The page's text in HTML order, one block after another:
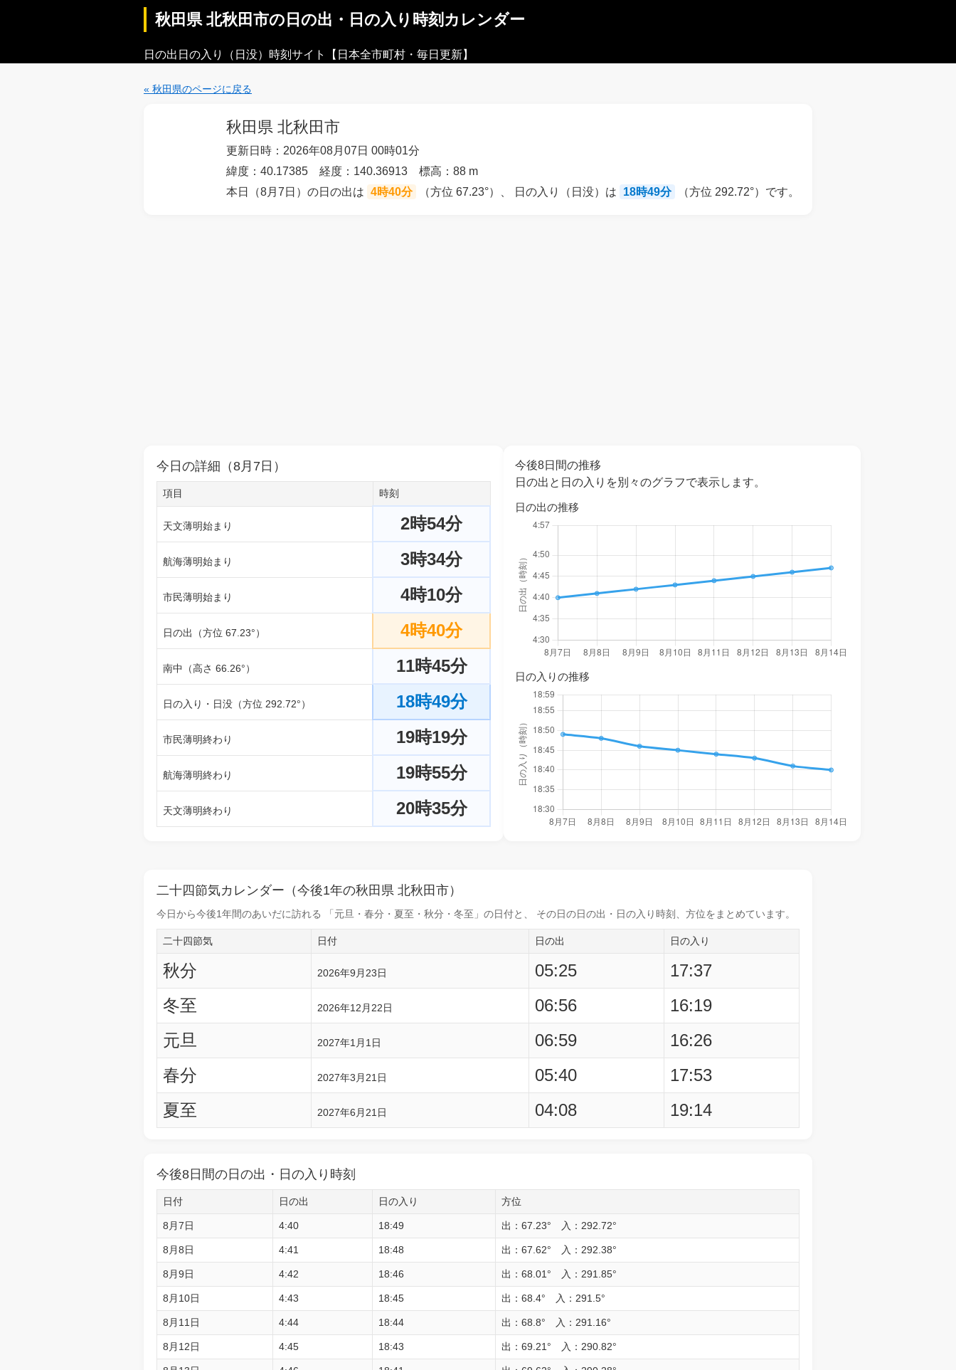
秋田県 北秋田市の日の出・日の入り時刻カレンダー
日の出日の入り（日没）時刻サイト【日本全市町村・毎日更新】
« 秋田県のページに戻る
秋田県 北秋田市
更新日時：2026年08月07日 00時01分
緯度：40.17385 経度：140.36913 標高：88 m
本日（8月7日）の日の出は 4時40分 （方位 67.23°）、 日の入り（日没）は 18時49分 （方位 292.72°）です。
今日の詳細（8月7日）
項目 時刻
天文薄明始まり 2時54分
航海薄明始まり 3時34分
市民薄明始まり 4時10分
日の出（方位 67.23°） 4時40分
南中（高さ 66.26°） 11時45分
日の入り・日没（方位 292.72°） 18時49分
市民薄明終わり 19時19分
航海薄明終わり 19時55分
天文薄明終わり 20時35分
今後8日間の推移
日の出と日の入りを別々のグラフで表示します。
日の出の推移
日の入りの推移
二十四節気カレンダー（今後1年の秋田県 北秋田市）
今日から今後1年間のあいだに訪れる 「元旦・春分・夏至・秋分・冬至」の日付と、 その日の日の出・日の入り時刻 、方位をまとめています。
二十四節気 日付 日の出 日の入り
秋分 2026年9月23日 05:25
17:37
冬至
2026年12月22日 06:56
16:19
元旦
2027年1月1日 06:59
16:26
春分
2027年3月21日 05:40
17:53
夏至
2027年6月21日 04:08 19:14
今後8日間の日の出・日の入り時刻
日付 日の出 日の入り 方位
8月7日 4:40 18:49 出：67.23° 入：292.72°
8月8日 4:41 18:48 出：67.62° 入：292.38°
8月9日 4:42 18:46 出：68.01° 入：291.85°
8月10日 4:43 18:45 出：68.4° 入：291.5°
8月11日 4:44 18:44 出：68.8° 入：291.16°
8月12日 4:45 18:43 出：69.21° 入：290.82°